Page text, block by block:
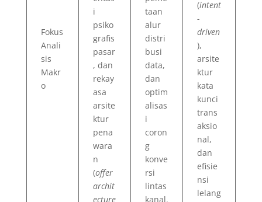
Fokus
Anali
sis
Makr
o
i
psiko
grafis
pasar
, dan
rekay
asa
arsite
ktur
pena
wara
n
(offer
archit
ecture
taan
alur
distri
busi
data,
dan
optim
alisas
i
coron
g
konve
rsi
lintas
kanal.
(intent
-
driven
),
arsite
ktur
kata
kunci
trans
aksio
nal,
dan
efisie
nsi
lelang